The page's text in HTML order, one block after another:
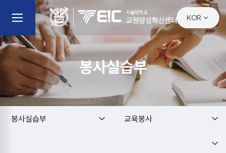
KOR
KOR
ENG
봉사실습부
봉사실습부 교육봉사